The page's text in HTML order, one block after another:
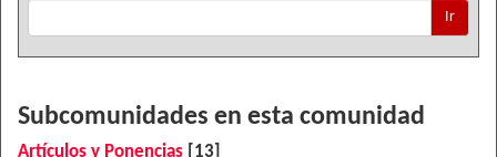
Ir
Subcomunidades en esta comunidad
Artículos y Ponencias [13]